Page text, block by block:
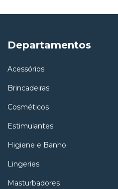
Departamentos
Acessórios
Brincadeiras
Cosméticos
Estimulantes
Higiene e Banho
Lingeries
Masturbadores